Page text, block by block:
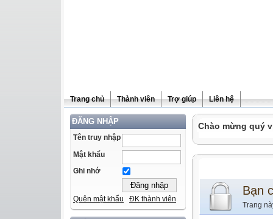
Trang chủ Thành viên Trợ giúp Liên hệ
ĐĂNG NHẬP
Tên truy nhập
Mật khẩu
Ghi nhớ
Quên mật khẩu ĐK thành viên
Chào mừng quý
Bạn
Trang